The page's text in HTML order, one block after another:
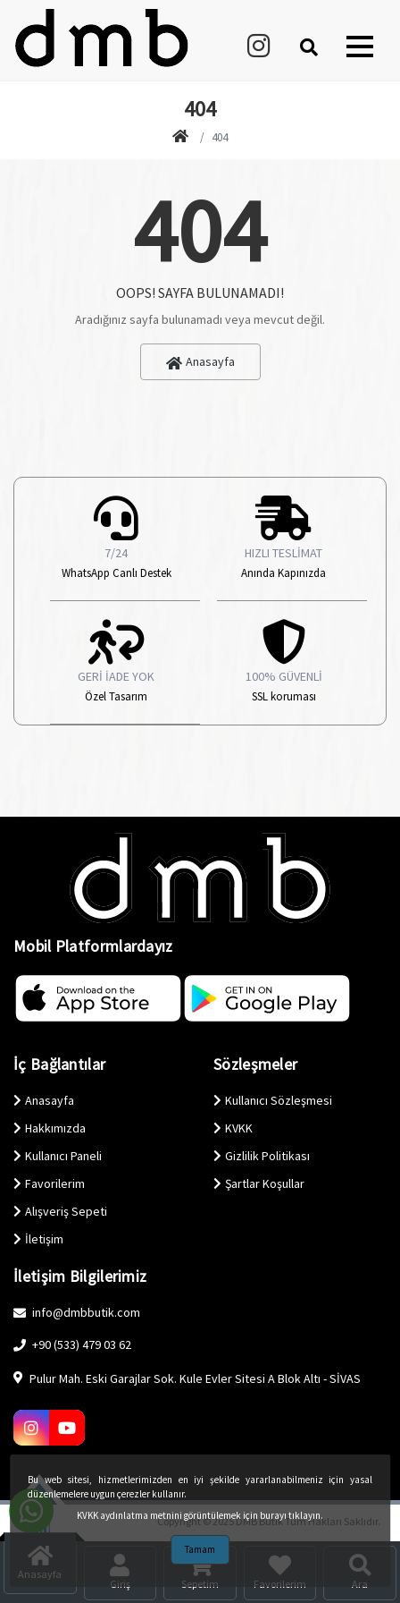
404
404
404
OOPS! SAYFA BULUNAMADI!
Aradığınız sayfa bulunamadı veya mevcut değil.
Anasayfa
7/24
WhatsApp Canlı Destek
HIZLI TESLİMAT
Anında Kapınızda
GERİ İADE YOK
Özel Tasarım
100% GÜVENLİ
SSL koruması
Mobil Platformlardayız
İç Bağlantılar
Anasayfa
Hakkımızda
Kullanıcı Paneli
Favorilerim
Alışveriş Sepeti
İletişim
Sözleşmeler
Kullanıcı Sözleşmesi
KVKK
Gizlilik Politikası
Şartlar Koşullar
İletişim Bilgilerimiz
info@dmbbutik.com
+90 (533) 479 03 62
Pulur Mah. Eski Garajlar Sok. Kule Evler Sitesi A Blok Altı - SİVAS
Copyright © 2025 DMB Butik Tüm Hakları Saklıdır.
Anasayfa
Giriş Sepetim Favorilerim Ara
Bu web sitesi, hizmetlerimizden en iyi şekilde yararlanabilmeniz için yasal
düzenlemelere uygun çerezler kullanır.
KVKK aydınlatma metnini görüntülemek için burayı tıklayın.
Tamam